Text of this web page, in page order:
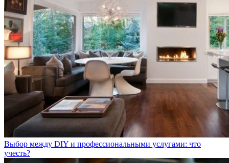
Выбор между DIY и профессиональными услугами: что
учесть?